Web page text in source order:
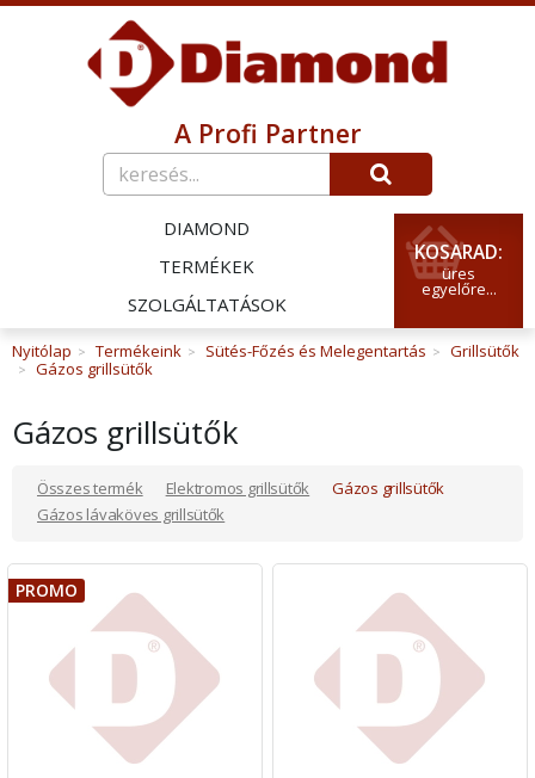
A Profi Partner
DIAMOND
TERMÉKEK
SZOLGÁLTATÁSOK
KOSARAD:
üres
egyelőre...
Nyitólap > Termékeink > Sütés-Főzés és Melegentartás > Grillsütők
> Gázos grillsütők
Gázos grillsütők
Összes termék Elektromos grillsütők
Gázos grillsütők
Gázos lávaköves grillsütők
PROMO